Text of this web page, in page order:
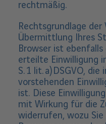
rechtmäßig.
Rechtsgrundlage der
Übermittlung Ihres
Browser ist
erteilte Einwilligung
S. 1 lit. a) DSGVO,
vorstehenden
ist. Diese
mit Wirkung für die
widerrufen, wozu